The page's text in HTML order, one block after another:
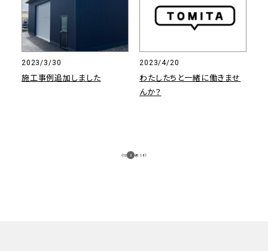
2023/3/30
施工事例追加しました
2023/4/20
わたしたちと一緒に働きませ
んか？
12 3 45
/ 18